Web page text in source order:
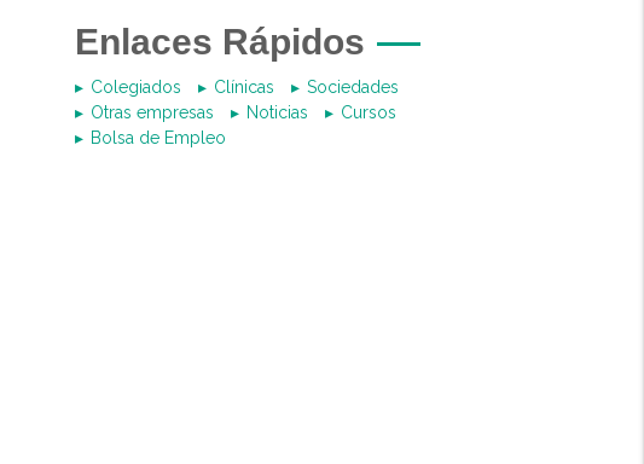
Enlaces Rápidos
Colegiados Clínicas
Sociedades
Otras empresas
Noticias
Cursos
Bolsa de Empleo